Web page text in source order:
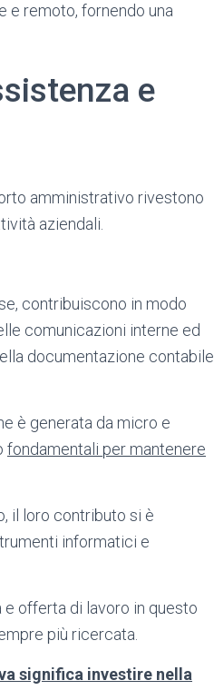
e remoto, fornendo una
e
amministrativo rivestono
aziendali.
contribuiscono in modo
comunicazioni interne ed
documentazione contabile
è generata da micro e
fondamentali per mantenere
il loro contributo si è
informatici e
offerta di lavoro in questo
più ricercata.
significa investire nella